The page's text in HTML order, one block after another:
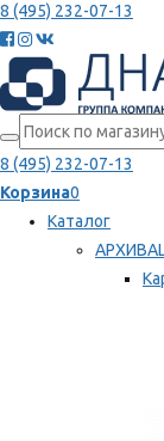
8 (495) 232-07-13
8 (495) 232-07-13
Корзина0
Каталог